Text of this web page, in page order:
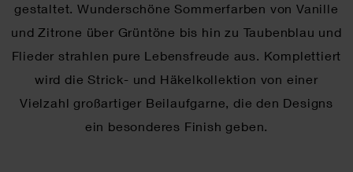
gestaltet. Wunderschöne Sommerfarben von Vanille
und Zitrone über Grüntöne bis hin zu Taubenblau und
Flieder strahlen pure Lebensfreude aus. Komplettiert
wird die Strick- und Häkelkollektion von einer
Vielzahl großartiger Beilaufgarne, die den Designs
ein besonderes Finish geben.